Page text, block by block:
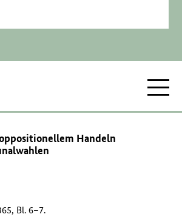
Handeln
Bl. 6–7.